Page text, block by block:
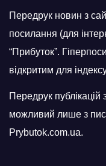
Передрук новин з
посилання (для
“Прибуток”.
відкритим для
Передрук публікацій
можливий лише з
Prybutok.com.ua.